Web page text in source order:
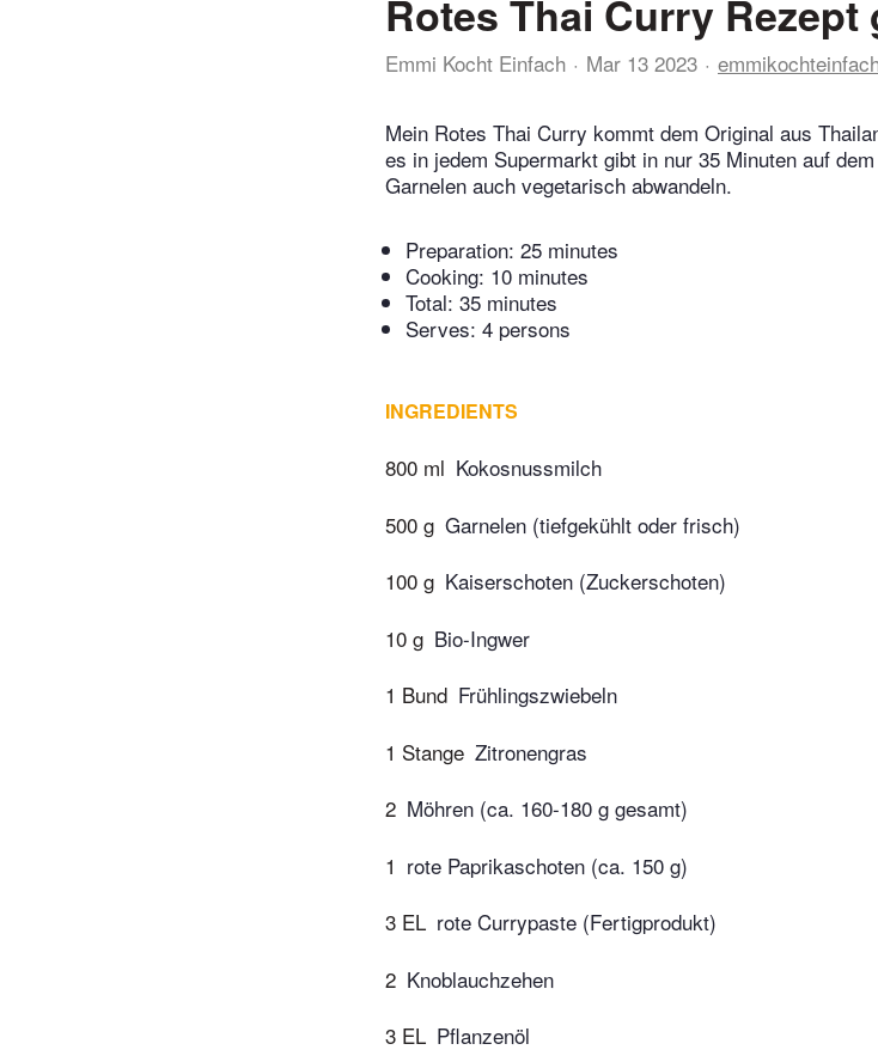
Rotes Thai Curry Rezept
Emmi Kocht Einfach Mar 13 2023
Mein Rotes Thai Curry kommt dem Original aus
es in jedem Supermarkt gibt in nur 35 Minuten auf
Garnelen auch vegetarisch abwandeln.
Preparation: 25 minutes
Cooking: 10 minutes
Total: 35 minutes
Serves: 4 persons
INGREDIENTS
800 ml Kokosnussmilch
500 g Garnelen (tiefgekühlt oder frisch)
100 g Kaiserschoten (Zuckerschoten)
10 g Bio-Ingwer
1 Bund Frühlingszwiebeln
1 Stange Zitronengras
2 Möhren (ca. 160-180 g gesamt)
1 rote Paprikaschoten (ca. 150 g)
3 EL rote Currypaste (Fertigprodukt)
2 Knoblauchzehen
3 EL Pflanzenöl